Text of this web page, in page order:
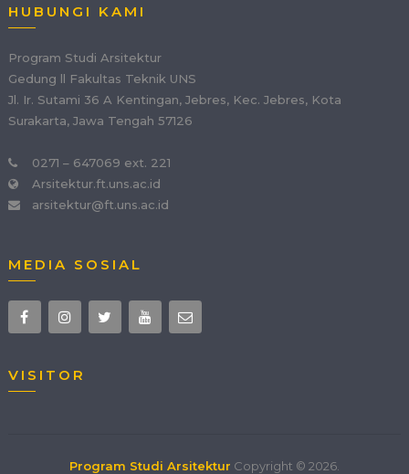
HUBUNGI KAMI
Program Studi Arsitektur
Gedung ll Fakultas Teknik UNS
Jl. Ir. Sutami 36 A Kentingan, Jebres, Kec. Jebres, Kota
Surakarta, Jawa Tengah 57126
0271 – 647069 ext. 221
Arsitektur.ft.uns.ac.id
arsitektur@ft.uns.ac.id
MEDIA SOSIAL
VISITOR
Program Studi Arsitektur Copyright © 2026.